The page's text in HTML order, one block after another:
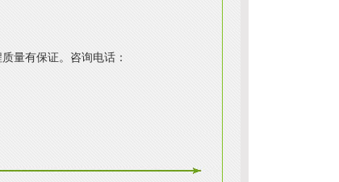
量有保证。咨询电话：